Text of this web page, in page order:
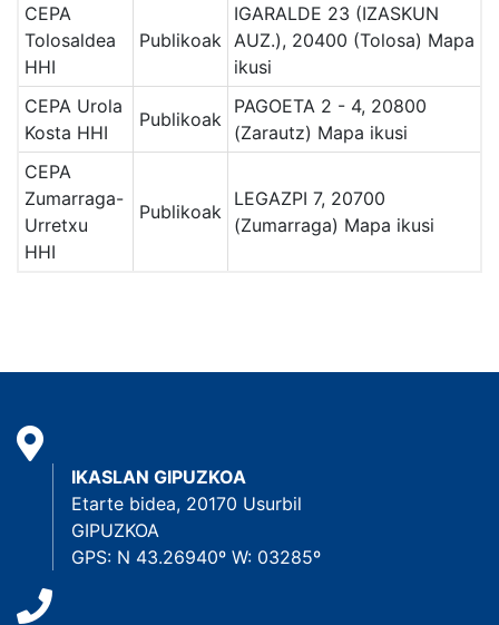
CEPA
Tolosaldea
HHI
Publikoak
IGARALDE 23 (IZASKUN
AUZ.), 20400 (Tolosa) Mapa
ikusi
CEPA Urola
Kosta HHI
Publikoak
PAGOETA 2 - 4, 20800
(Zarautz) Mapa ikusi
CEPA
Zumarraga-
Urretxu
HHI
Publikoak
LEGAZPI 7, 20700
(Zumarraga) Mapa ikusi
IKASLAN GIPUZKOA
Etarte bidea, 20170 Usurbil
GIPUZKOA
GPS: N 43.26940º W: 03285º